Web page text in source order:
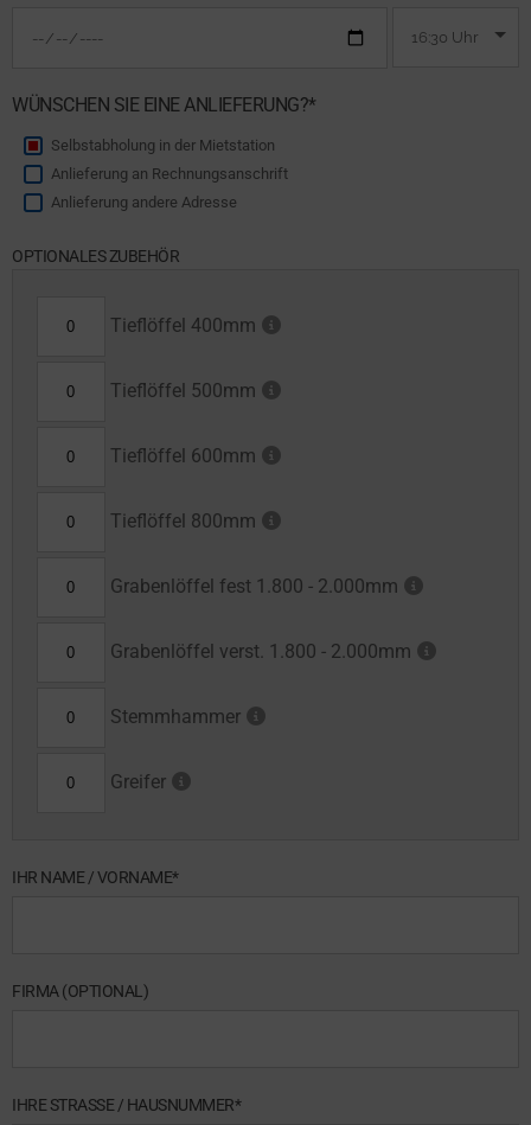
WÜNSCHEN SIE EINE ANLIEFERUNG?*
Selbstabholung in der Mietstation
Anlieferung an Rechnungsanschrift
Anlieferung andere Adresse
OPTIONALES ZUBEHÖR
Tieflöffel 400mm
Tieflöffel 500mm
Tieflöffel 600mm
Tieflöffel 800mm
Grabenlöffel fest 1.800 - 2.000mm
Grabenlöffel verst. 1.800 - 2.000mm
Stemmhammer
Greifer
IHR NAME / VORNAME*
FIRMA (OPTIONAL)
IHRE STRASSE / HAUSNUMMER*